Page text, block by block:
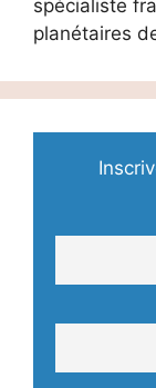
spécialiste
planétaires